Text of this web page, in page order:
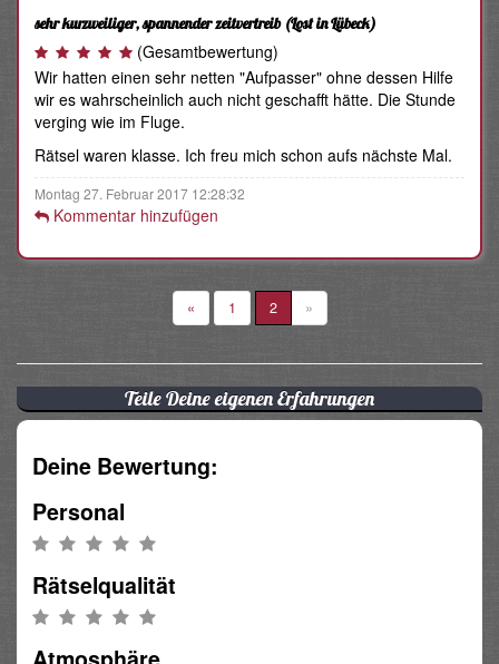
sehr kurzweiliger, spannender zeitvertreib(Lost in Lübeck)
(Gesamtbewertung)
Wir hatten einen sehr netten "Aufpasser" ohne dessen Hilfe
wir es wahrscheinlich auch nicht geschafft hätte. Die Stunde
verging wie im Fluge.
Rätsel waren klasse. Ich freu mich schon aufs nächste Mal.
Montag 27. Februar 2017 12:28:32
Kommentar hinzufügen
« 1 2 »
Teile Deine eigenen Erfahrungen
Deine Bewertung:
Personal
Rätselqualität